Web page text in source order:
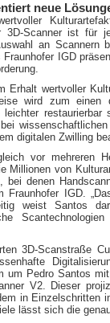
neue
3D-Scanner ist für
an Scannern
IGD
Erhalt wertvoller
wird zum einen
leichter
digitalen Zwilling
vor mehreren
Millionen von
bei denen
Fraunhofer IGD.
weist Santos
3D-Scanstraße
um Pedro Santos
V2. Dieser
in Einzelschritten
lässt sich die